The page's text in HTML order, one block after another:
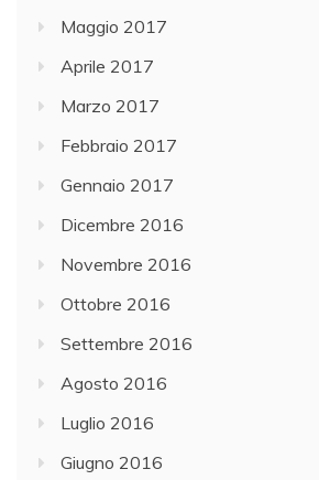
Maggio 2017
Aprile 2017
Marzo 2017
Febbraio 2017
Gennaio 2017
Dicembre 2016
Novembre 2016
Ottobre 2016
Settembre 2016
Agosto 2016
Luglio 2016
Giugno 2016